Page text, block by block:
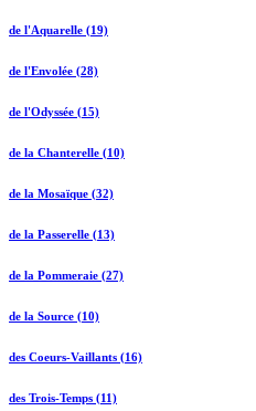
de l'Aquarelle (19)
de l'Envolée (28)
de l'Odyssée (15)
de la Chanterelle (10)
de la Mosaïque (32)
de la Passerelle (13)
de la Pommeraie (27)
de la Source (10)
des Coeurs-Vaillants (16)
des Trois-Temps (11)